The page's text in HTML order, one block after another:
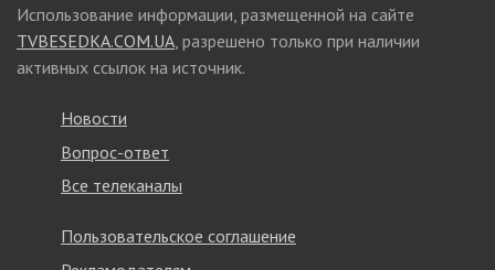
Использование информации, размещенной на сайте
TVBESEDKA.COM.UA , разрешено только при наличии
активных ссылок на источник.
Новости
Вопрос-ответ
Все телеканалы
Пользовательское соглашение